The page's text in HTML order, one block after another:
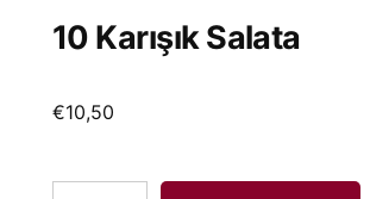
10 Karışık Salata
€10,50